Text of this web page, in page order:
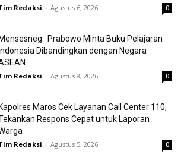
Redaksi - Agustus 6, 2026 0
Mensesneg : Prabowo Minta Buku Pelajaran
Indonesia Dibandingkan dengan Negara
Redaksi - Agustus 8, 2026 0
Kapolres Maros Cek Layanan Call Center 110,
Respons Cepat untuk Laporan
Redaksi - Agustus 5, 2026 0